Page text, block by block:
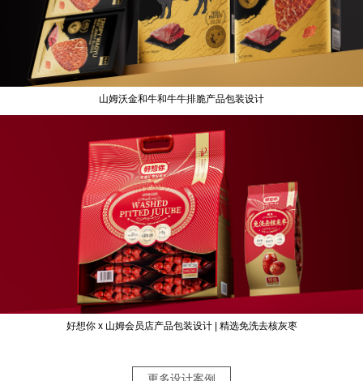
山姆沃金和牛和牛牛排脆产品包装设计
好想你 x 山姆会员店产品包装设计 | 精选免洗去核灰枣